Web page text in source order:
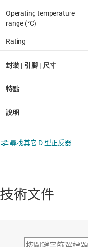
Operating temperature
range (°C)
Rating
尋找其它 D 型正反器
技術文件